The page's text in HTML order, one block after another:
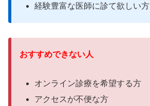
経験豊富な医師に診て欲しい方
おすすめできない人
オンライン診療を希望する方
アクセスが不便な方